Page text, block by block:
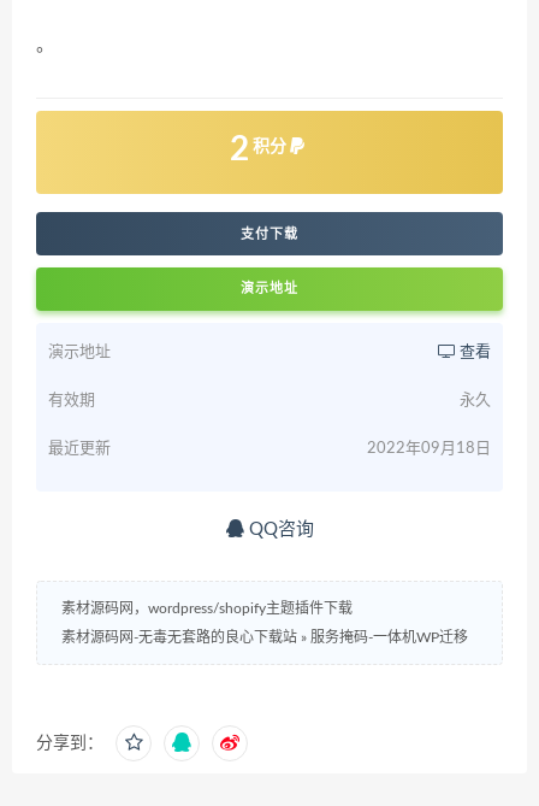
。
2 积分
支付下载
演示地址
演示地址 查看
有效期 永久
最近更新 2022年09月18日
QQ咨询
素材源码网，wordpress/shopify主题插件下载
素材源码网-无毒无套路的良心下载站 » 服务掩码-一体机WP迁移
分享到：